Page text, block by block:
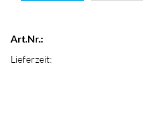
Art.Nr.:
Lieferzeit: